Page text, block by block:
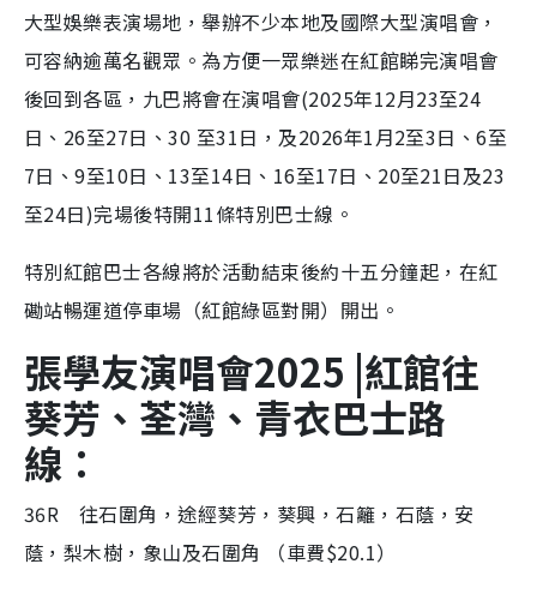
大型娛樂表演場地，舉辦不少本地及國際大型演唱會，
可容納逾萬名觀眾。為方便一眾樂迷在紅館睇完演唱會
後回到各區，九巴將會在演唱會(2025年12月23至24
日、26至27日、30 至31日，及2026年1月2至3日、6至
7日、9至10日、13至14日、16至17日、20至21日及23
至24日)完場後特開11條特別巴士線。
特別紅館巴士各線將於活動結束後約十五分鐘起，在紅
磡站暢運道停車場（紅館綠區對開）開出。
張學友演唱會2025 |紅館往
葵芳、荃灣、青衣巴士路
線：
36R 往石圍角，途經葵芳，葵興，石籬，石蔭，安
蔭，梨木樹，象山及石圍角 （車費$20.1）